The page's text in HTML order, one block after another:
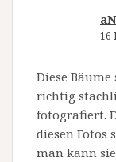
16
Diese Bäume
richtig
fotografiert.
diesen Fotos
man kann